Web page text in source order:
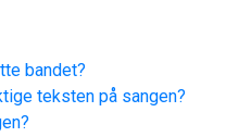
bandet?
teksten på sangen?